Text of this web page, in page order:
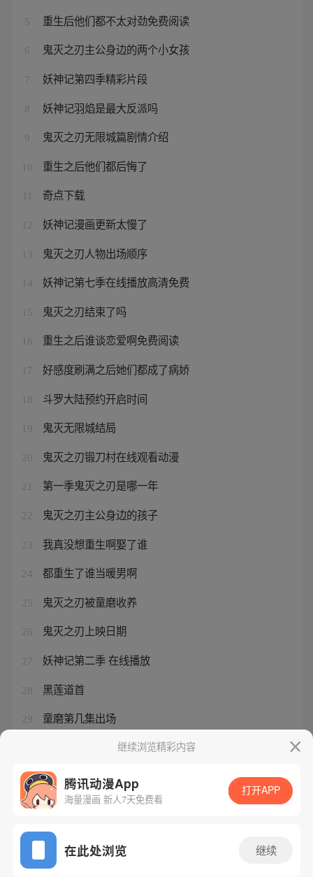
5 重生后他们都不太对劲免费阅读
6 鬼灭之刃主公身边的两个小女孩
7 妖神记第四季精彩片段
8 妖神记羽焰是最大反派吗
9 鬼灭之刃无限城篇剧情介绍
10 重生之后他们都后悔了
奇点下载
12 妖神记漫画更新太慢了
13 鬼灭之刃人物出场顺序
14 妖神记第七季在线播放高清免费
15 鬼灭之刃结束了吗
16 重生之后谁谈恋爱啊免费阅读
17 好感度刷满之后她们都成了病娇
18 斗罗大陆预约开启时间
19 鬼灭无限城结局
20 鬼灭之刃锻刀村在线观看动漫
21 第一季鬼灭之刃是哪一年
22 鬼灭之刃主公身边的孩子
23 我真没想重生啊娶了谁
24 都重生了谁当暖男啊
25 鬼灭之刃被童磨收养
26 鬼灭之刃上映日期
27 妖神记第二季 在线播放
28 黑莲道首
29 童磨第几集出场
继续浏览精彩内容
腾讯动漫App
海量漫画 新人7天免费看
打开APP
在此处浏览 继续
网站备案/许可证号：粤B2-20090059-5
Copyright©1998 - 2026 Tencent. All Rights Reserved